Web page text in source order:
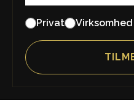
Privat Virksomhed
Privat Virksomhed